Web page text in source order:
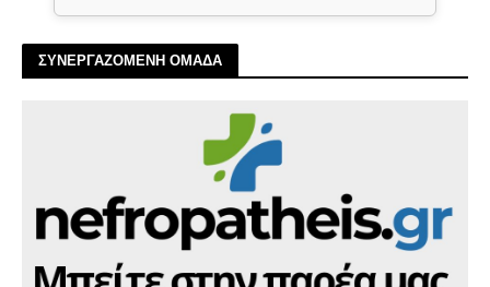
ΣΥΝΕΡΓΑΖΟΜΕΝΗ ΟΜΑΔΑ